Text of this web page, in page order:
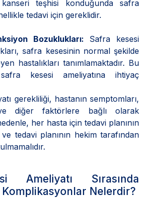
teşhisi konduğunda safra
tedavi için gereklidir.
Bozuklukları: Safra kesesi
safra kesesinin normal şekilde
hastalıkları tanımlamaktadır. Bu
kesesi ameliyatına ihtiyaç
gerekliliği, hastanın semptomları,
diğer faktörlere bağlı olarak
her hasta için tedavi planının
tedavi planının hekim tarafından
Ameliyatı Sırasında
Komplikasyonlar Nelerdir?